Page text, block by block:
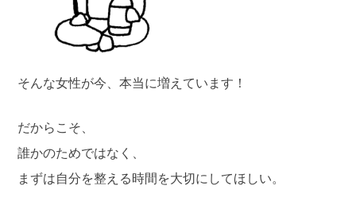
そんな女性が今、本当に増えています！
だからこそ、
誰かのためではなく、
まずは自分を整える時間を大切にしてほしい。